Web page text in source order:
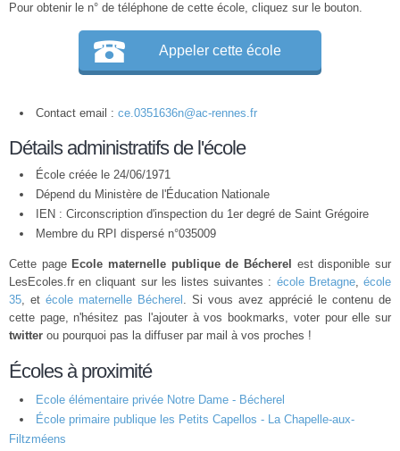
Pour obtenir le n° de téléphone de cette école, cliquez sur le bouton.
Appeler cette école
Contact email : ce.0351636n@ac-rennes.fr
Détails administratifs de l'école
École créée le 24/06/1971
Dépend du Ministère de l'Éducation Nationale
IEN : Circonscription d'inspection du 1er degré de Saint Grégoire
Membre du RPI dispersé n°035009
Cette page Ecole maternelle publique de Bécherel
est disponible sur
LesEcoles.fr en cliquant sur les listes suivantes : école Bretagne,école
35, et école maternelle Bécherel . Si vous avez apprécié le contenu de
cette page, n'hésitez pas l'ajouter à vos bookmarks, voter pour elle sur
twitter ou pourquoi pas la diffuser par mail à vos proches !
Écoles à proximité
Ecole élémentaire privée Notre Dame - Bécherel
École primaire publique les Petits Capellos - La Chapelle-aux-
Filtzméens